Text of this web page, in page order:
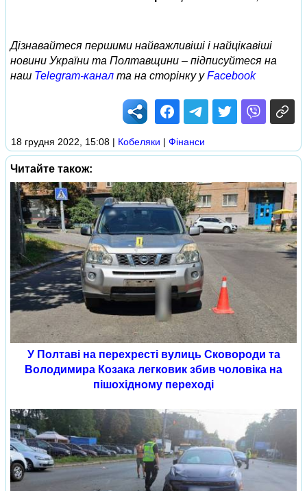
Дізнавайтеся першими найважливіші і найцікавіші
новини України та Полтавщини – підписуйтеся на
наш Telegram-канал та на сторінку уFacebook
18 грудня 2022, 15:08 | Кобеляки | Фінанси
Читайте також:
У Полтаві на перехресті вулиць Сковороди та
Володимира Козака легковик збив чоловіка на
пішохідному переході